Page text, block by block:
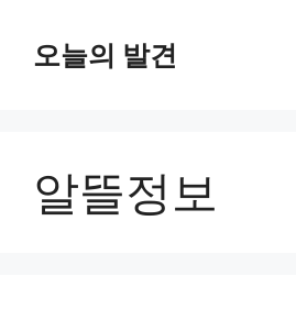
오늘의 발견
알뜰정보